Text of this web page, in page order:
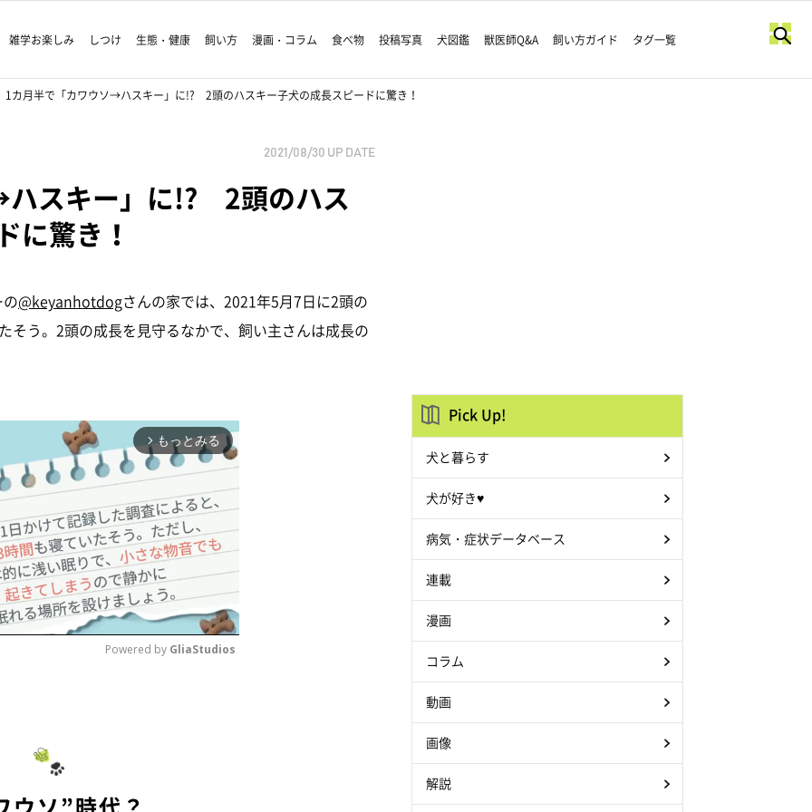
雑学お楽しみ しつけ 生態・健康 飼い方 漫画・コラム 食べ物 投稿写真 犬図鑑 獣医師Q&A 飼い方ガイド タグ一覧
1カ月半で「カワウソ→ハスキー」に!? 2頭のハスキー子犬の成長スピードに驚き！
2021/08/30 UP DATE
スキー」に!? 2頭のハス
に驚き！
@keyanhotdogさんの家では、2021年5月7日に2頭の
そう。2頭の成長を見守るなかで、飼い主さんは成長の
arrow_forward_ios もっとみる
Powered by GliaStudios
Pick Up!
犬と暮らす
犬が好き♥
病気・症状データベース
連載
漫画
コラム
動画
画像
解説